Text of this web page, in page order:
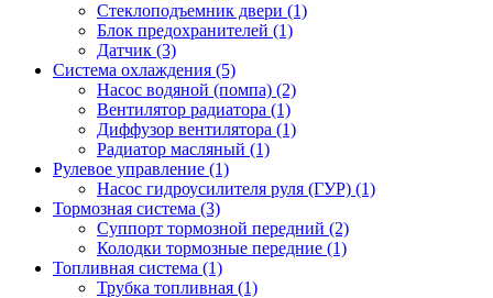
Стеклоподъемник двери (1)
Блок предохранителей (1)
Датчик (3)
Система охлаждения (5)
Насос водяной (помпа) (2)
Вентилятор радиатора (1)
Диффузор вентилятора (1)
Радиатор масляный (1)
Рулевое управление (1)
Насос гидроусилителя руля (ГУР) (1)
Тормозная система (3)
Суппорт тормозной передний (2)
Колодки тормозные передние (1)
Топливная система (1)
Трубка топливная (1)